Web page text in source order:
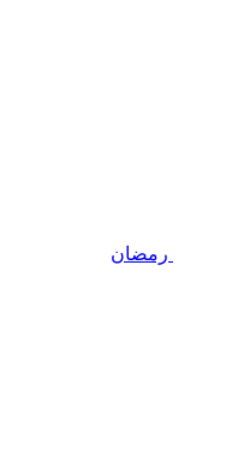
رمضان